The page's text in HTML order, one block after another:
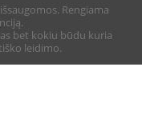
Rengiama
bet kokiu būdu kuria
leidimo.